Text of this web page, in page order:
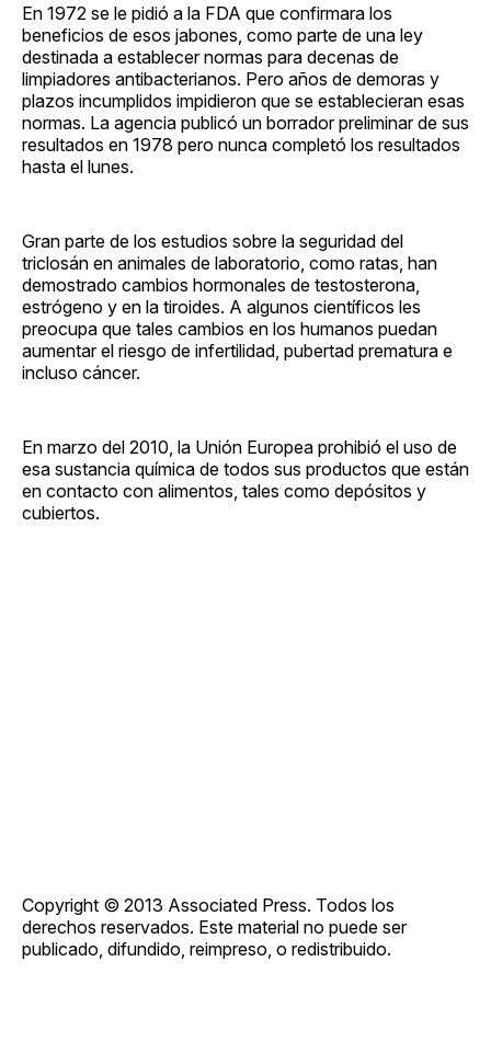
En 1972 se le pidió a la FDA que confirmara los
beneficios de esos jabones, como parte de una ley
destinada a establecer normas para decenas de
limpiadores antibacterianos. Pero años de demoras y
plazos incumplidos impidieron que se establecieran esas
normas. La agencia publicó un borrador preliminar de sus
resultados en 1978 pero nunca completó los resultados
hasta el lunes.
Gran parte de los estudios sobre la seguridad del
triclosán en animales de laboratorio, como ratas, han
demostrado cambios hormonales de testosterona,
estrógeno y en la tiroides. A algunos científicos les
preocupa que tales cambios en los humanos puedan
aumentar el riesgo de infertilidad, pubertad prematura e
incluso cáncer.
En marzo del 2010, la Unión Europea prohibió el uso de
esa sustancia química de todos sus productos que están
en contacto con alimentos, tales como depósitos y
cubiertos.
Copyright © 2013 Associated Press. Todos los
derechos reservados. Este material no puede ser
publicado, difundido, reimpreso, o redistribuido.